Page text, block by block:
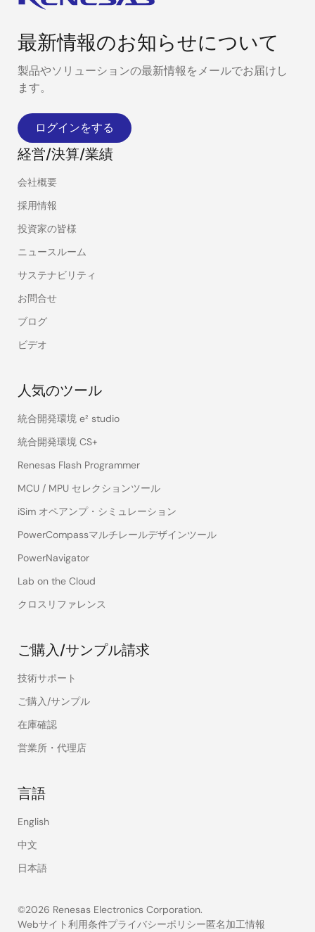
最新情報のお知らせについて
製品やソリューションの最新情報をメールでお届けし
ます。
ログインをする
経営/決算/業績
会社概要
採用情報
投資家の皆様
ニュースルーム
サステナビリティ
お問合せ
ブログ
ビデオ
人気のツール
統合開発環境 e² studio
統合開発環境 CS+
Renesas Flash Programmer
MCU / MPU セレクションツール
iSim オペアンプ・シミュレーション
PowerCompassマルチレールデザインツール
PowerNavigator
Lab on the Cloud
クロスリファレンス
ご購入/サンプル請求
技術サポート
ご購入/サンプル
在庫確認
営業所・代理店
言語
English
中文
日本語
©2026 Renesas Electronics Corporation.
Webサイト利用条件プライバシーポリシー匿名加工情報